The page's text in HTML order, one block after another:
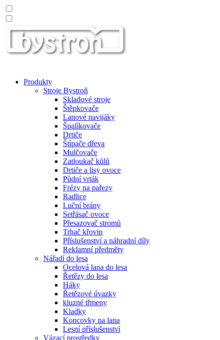
Produkty
Stroje Bystroň
Skladové stroje
Štěpkovače
Lanové navijáky
Špalíkovače
Drtiče
Štípače dřeva
Mulčovače
Zatloukač kůlů
Drtiče a lisy ovoce
Půdní vrták
Frézy na pařezy
Radlice
Luční brány
Setřásač ovoce
Přesazovač stromů
Trhač křovin
Příslušenství a náhradní díly
Reklamní předměty
Nářadí do lesa
Ocelová lana do lesa
Řetězy do lesa
Háky
Řetězové úvazky
kluzné třmeny
Kladky
Koncovky na lana
Lesní příslušenství
Vázací prostředky